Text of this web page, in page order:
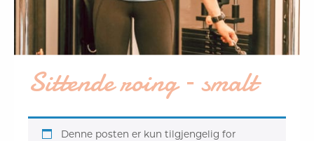
Sittende roing – smalt
Denne posten er kun tilgjengelig for